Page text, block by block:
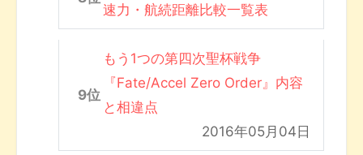
速力・航続距離比較一覧表
もう1つの第四次聖杯戦争
『Fate/Accel Zero Order』内容
と相違点
2016年05月04日